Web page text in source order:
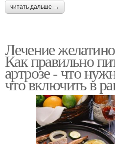
читать дальше →
Лечение
Как правильно
артрозе - что
что включить в